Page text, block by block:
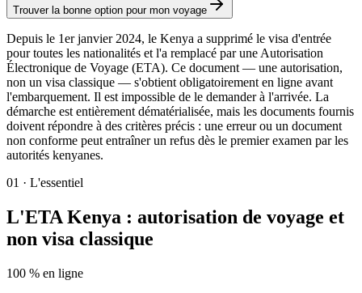
Trouver la bonne option pour mon voyage
Depuis le 1er janvier 2024, le Kenya a supprimé le visa d'entrée
pour toutes les nationalités et l'a remplacé par une Autorisation
Électronique de Voyage (ETA). Ce document — une autorisation,
non un visa classique — s'obtient obligatoirement en ligne avant
l'embarquement. Il est impossible de le demander à l'arrivée. La
démarche est entièrement dématérialisée, mais les documents fournis
doivent répondre à des critères précis : une erreur ou un document
non conforme peut entraîner un refus dès le premier examen par les
autorités kenyanes.
01 · L'essentiel
L'ETA Kenya : autorisation de voyage et
non visa classique
100 % en ligne